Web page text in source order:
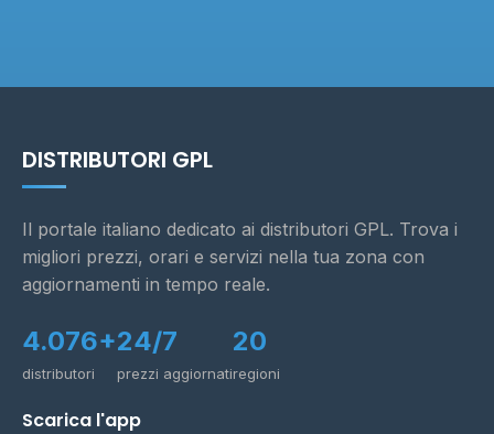
DISTRIBUTORI GPL
Il portale italiano dedicato ai distributori GPL. Trova i
migliori prezzi, orari e servizi nella tua zona con
aggiornamenti in tempo reale.
4.076+
distributori
24/7
prezzi aggiornati
20
regioni
Scarica l'app